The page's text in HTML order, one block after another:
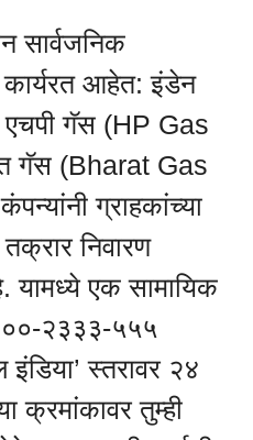
सार्वजनिक
कार्यरत आहेत: इंडेन
गॅस (HP Gas
गॅस (Bharat Gas
ग्राहकांच्या
निवारण
एक सामायिक
२३३३-५५५
स्तरावर २४
क्रमांकावर तुम्ही